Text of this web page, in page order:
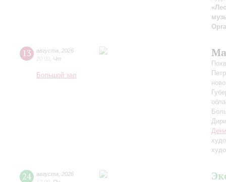
13 августа
2026
20:00 Чт
Большой зал
24 августа
2026